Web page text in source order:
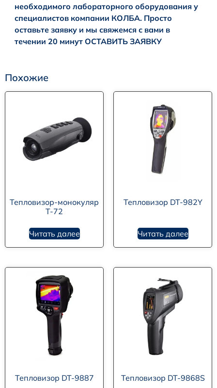
необходимого лабораторного оборудования у
специалистов компании КОЛБА. Просто
оставьте заявку и мы свяжемся с вами в
течении 20 минут ОСТАВИТЬ ЗАЯВКУ
Похожие
Тепловизор-монокуляр
T-72
Читать далее
Тепловизор DT-982Y
Читать далее
Тепловизор DT-9887 Тепловизор DT-9868S